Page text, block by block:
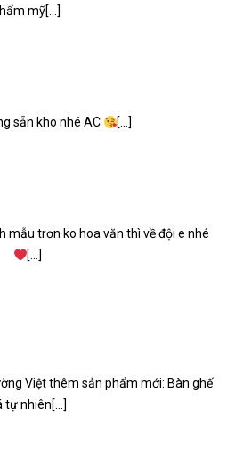
mỹ[...]
sẵn kho nhé AC [...]
mẫu trơn ko hoa văn thì về đội e nhé
[...]
Việt thêm sản phẩm mới: Bàn ghế
tự nhiên[...]